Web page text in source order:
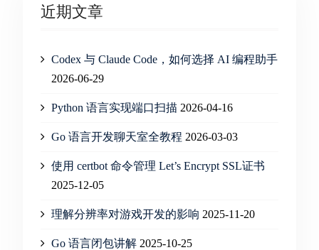
近期文章
Codex 与 Claude Code，如何选择 AI 编程助手
2026-06-29
Python 语言实现端口扫描 2026-04-16
Go 语言开发聊天室全教程 2026-03-03
使用 certbot 命令管理 Let’s Encrypt SSL证书
2025-12-05
理解分辨率对游戏开发的影响 2025-11-20
Go 语言闭包讲解 2025-10-25